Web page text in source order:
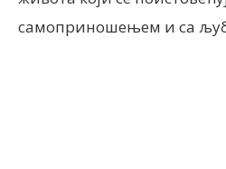
самоприношењем и са